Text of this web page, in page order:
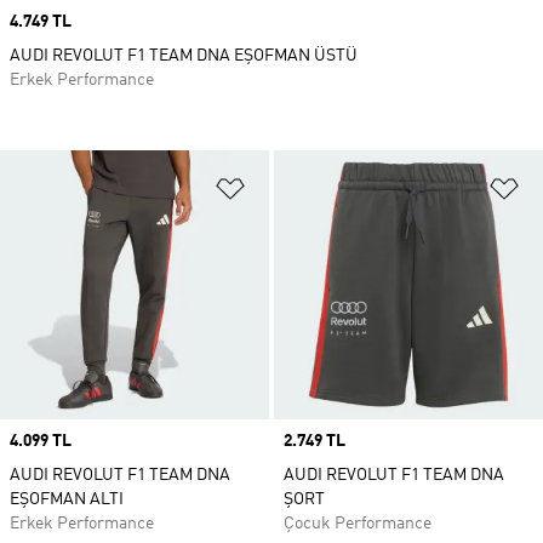
Favori Listesine Ekle
Price
4.099 TL
AUDI REVOLUT F1 TEAM DNA
EŞOFMAN ALTI
Erkek Performance
Price
2.749 TL
AUDI REVOLUT F1 TEAM DNA
ŞORT
Çocuk Performance
Price
4.749 TL
AUDI REVOLUT F1 TEAM DNA EŞOFMAN ÜSTÜ
Erkek Performance